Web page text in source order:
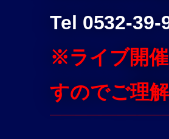
Tel 0532-
※ライブ開催
すのでご理